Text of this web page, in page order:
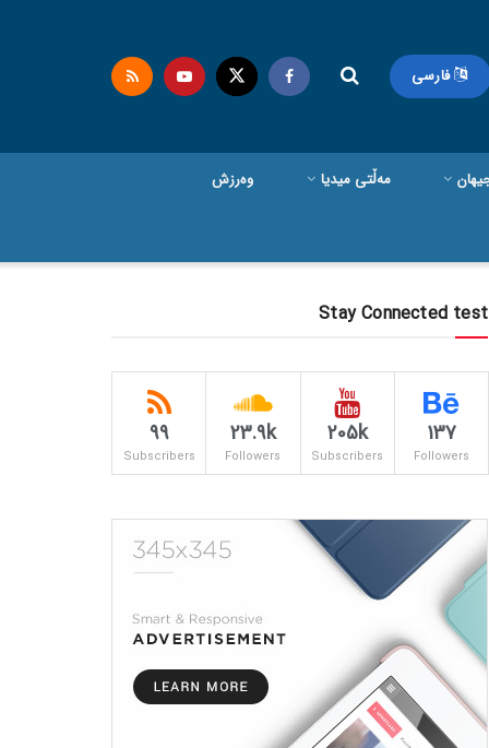
فارسی
مەڵتی میدیا وەرزش
Stay Connected test
137
Followers
205k
Subscribers
23.9k
Followers
99
Subscribers